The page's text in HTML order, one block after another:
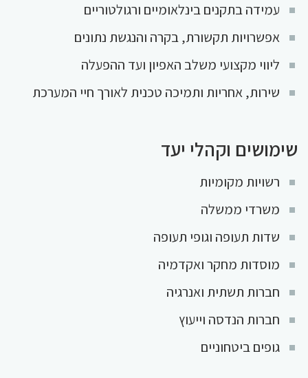
עמידה בתקנים בינלאומיים ורגולטוריים
אפשרויות תקשורת, בקרה והנגשת נתונים
ליווי מקצועי משלב האפיון ועד ההפעלה
שירות, אחריות ותמיכה טכנית לאורך חיי המערכת
שימושים וקהלי יעד
רשויות מקומיות
משרדי ממשלה
שדות תעופה וגופי תעופה
מוסדות מחקר ואקדמיה
חברות תשתית ואנרגיה
חברות הנדסה וייעוץ
גופים ביטחוניים